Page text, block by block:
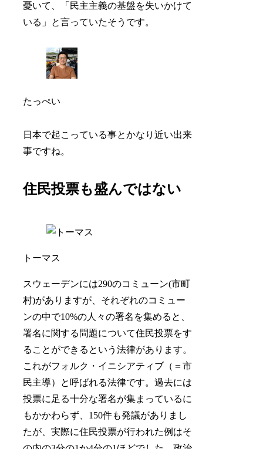
憂いて、「民主主義の基盤を失いかけて
いる」と言っていたそうです。
たっぺい
日本で起こっている事とかなり近い出来
事ですね。
住民投票も盛んではない
トーマス
スウェーデンには290のコミューン(市町
村)がありますが、それぞれのコミュー
ンの中で10%の人々の署名を集めると、
署名に関する問題について住民投票をす
ることができるという法律があります。
これがフォルク・イニシアティブ（＝市
民主導）と呼ばれる法律です。過去には
投票に足る十分な署名が集まっているに
もかかわらず、150件も発議がありまし
たが、実際に住民投票が行われた例はそ